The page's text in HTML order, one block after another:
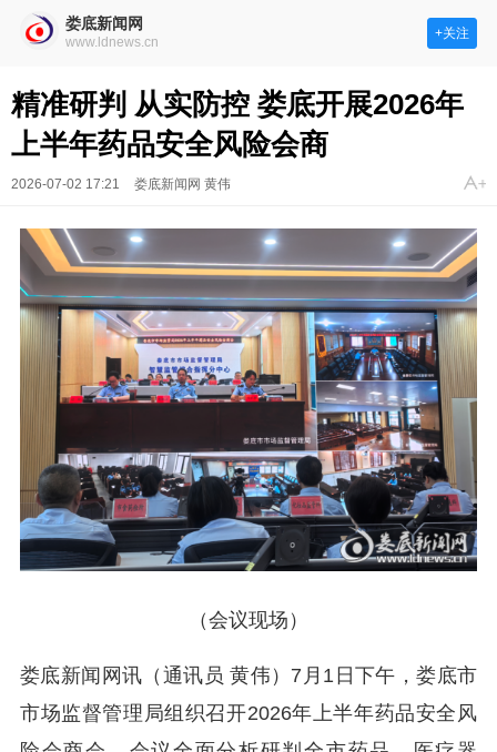
娄底新闻网
www.ldnews.cn
+关注
精准研判 从实防控 娄底开展2026年
上半年药品安全风险会商
2026-07-02 17:21 娄底新闻网 黄伟
（会议现场）
娄底新闻网讯（通讯员 黄伟）7月1日下午，娄底市
市场监督管理局组织召开2026年上半年药品安全风